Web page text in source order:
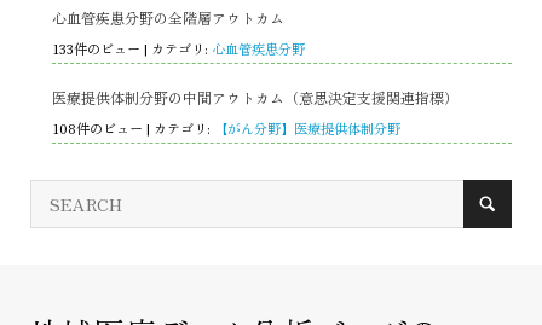
心血管疾患分野の全階層アウトカム
133件のビュー | カテゴリ: 心血管疾患分野
医療提供体制分野の中間アウトカム（意思決定支援関連指標）
108件のビュー | カテゴリ: 【がん分野】医療提供体制分野